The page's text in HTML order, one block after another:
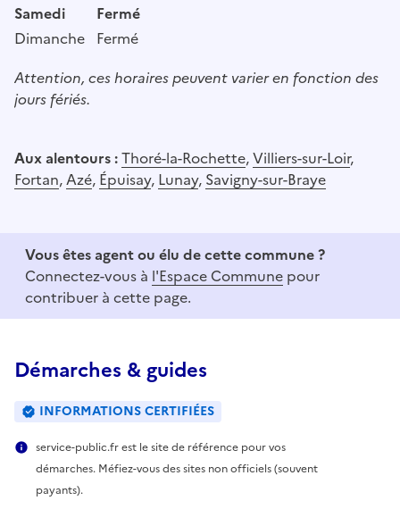
Samedi
Fermé
Dimanche Fermé
Attention, ces horaires peuvent varier en fonction des
jours fériés.
Aux alentours :Thoré-la-Rochette,Villiers-sur-Loir,
Fortan,Azé, Épuisay, Lunay, Savigny-sur-Braye
Vous êtes agent ou élu de cette commune ?
Connectez-vous à l'Espace Commune pour
contribuer à cette page.
Démarches & guides
INFORMATIONS CERTIFIÉES
service-public.fr est le site de référence pour vos
démarches. Méfiez-vous des sites non officiels (souvent
payants).